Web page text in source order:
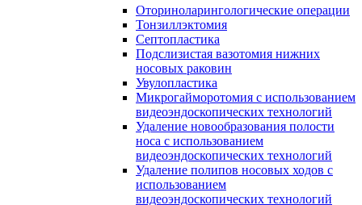
Оториноларингологические операции
Тонзиллэктомия
Септопластика
Подслизистая вазотомия нижних
носовых раковин
Увулопластика
Микрогайморотомия с использованием
видеоэндоскопических технологий
Удаление новообразования полости
носа с использованием
видеоэндоскопических технологий
Удаление полипов носовых ходов с
использованием
видеоэндоскопических технологий